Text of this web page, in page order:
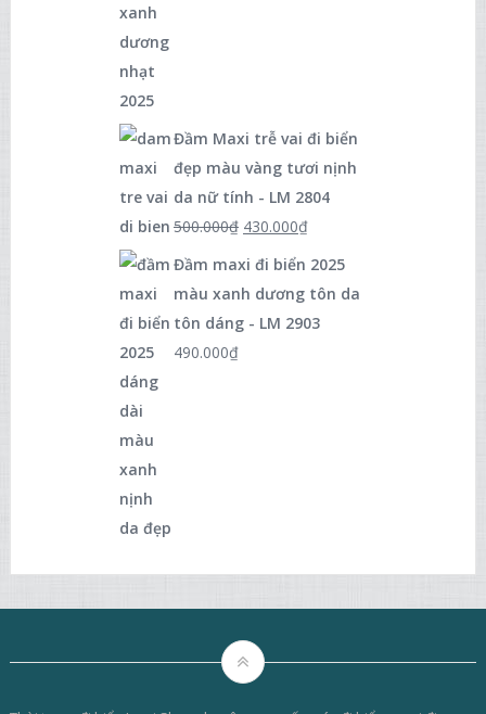
Đầm Maxi trễ vai đi biển
đẹp màu vàng tươi nịnh
da nữ tính - LM 2804
500.000₫ 430.000₫
Đầm maxi đi biển 2025
màu xanh dương tôn da
tôn dáng - LM 2903
490.000₫